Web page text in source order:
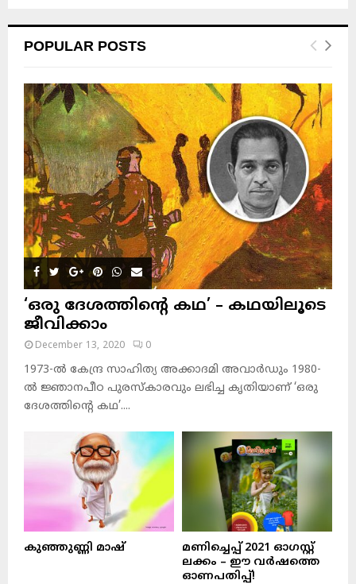
POPULAR POSTS
‘ഒരു ദേശത്തിന്റെ കഥ’ – കഥയിലൂടെ
ജീവിക്കാം
December 13, 2020 0
1973-ല്‍ കേന്ദ്ര സാഹിത്യ അക്കാദമി അവാര്‍ഡും 1980-
ല്‍ ജ്ഞാനപീഠ പുരസ്‌കാരവും ലഭിച്ച കൃതിയാണ് ‘ഒരു
ദേശത്തിന്റെ കഥ’....
കുഞ്ഞുണ്ണി മാഷ്‌
മണിച്ചെപ്പ് 2021 ഓഗസ്റ്റ്
ലക്കം – ഈ വർഷത്തെ
ഓണപതിപ്പ്!